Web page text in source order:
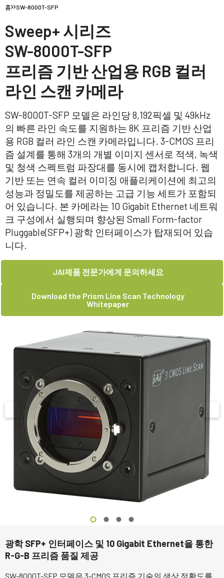
홈 SW-8000T-SFP
Sweep+ 시리즈
SW-8000T-SFP
프리즘 기반 산업용 RGB 컬러
라인 스캔 카메라
SW-8000T-SFP 모델은 라인당 8,192픽셀 및 49kHz
의 빠른 라인 속도를 지원하는 8K 프리즘 기반 산업
용 RGB 컬러 라인 스캔 카메라입니다. 3-CMOS 프리
즘 설계를 통해 3개의 개별 이미지 센서로 적색, 녹색
및 청색 스펙트럼 파장대를 동시에 캡처합니다. 웹
기반 또는 연속 컬러 이미징 애플리케이션에 최고의
성능과 정밀도를 제공하는 고급 기능 세트가 포함되
어 있습니다. 본 카메라는 10 Gigabit Ethernet 네트워
크 구성에서 실행되며 향상된 Small Form-factor
Pluggable(SFP+) 광학 인터페이스가 탑재되어 있습
니다.
JAI제품 전문가에게 문의하세요
Download the Prism Line Scan Technology
Whitepaper
광학 SFP+ 인터페이스 및 10 Gigabit Ethernet을 통한
R-G-B 프리즘 품질 제공
SW-8000T-SFP 모델은 3-CMOS 프리즘 기술의 색상 정확도를